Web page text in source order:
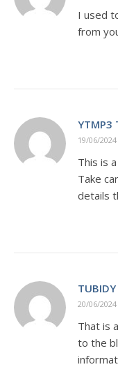
I used
from
YTMP3
19/06/
This is
Take
details
TUBIDY
20/06/
That is
to the